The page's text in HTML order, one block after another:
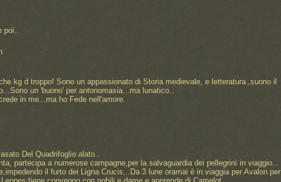
poi..
kg d troppo! Sono un appassionato di Storia medievale, e letteratura.,suono il
un 'buono' per antonomasia...ma lunatico..
in me...ma ho Fede nell'amore.
Del Quadrifoglio alato..
partecipa a numerose campagne,per la salvaguardia dei pellegrinì in viaggio...
il furto dei Ligna Crucis,..Da 3 lune oramai è in viaggia per Avalon per